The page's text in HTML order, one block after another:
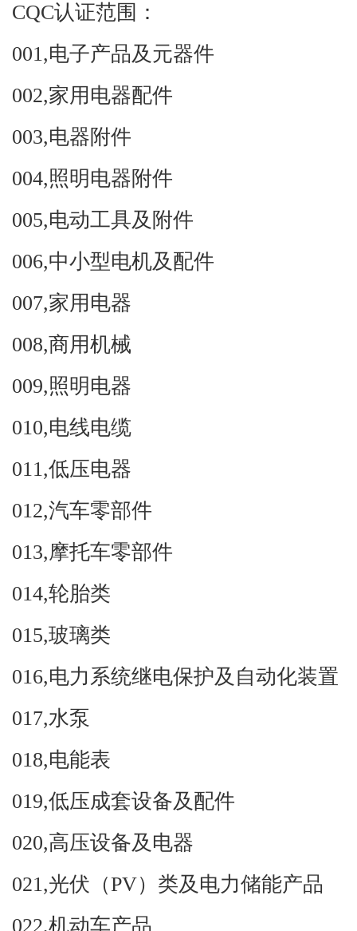
CQC认证范围：
001,电子产品及元器件
002,家用电器配件
003,电器附件
004,照明电器附件
005,电动工具及附件
006,中小型电机及配件
007,家用电器
008,商用机械
009,照明电器
010,电线电缆
011,低压电器
012,汽车零部件
013,摩托车零部件
014,轮胎类
015,玻璃类
016,电力系统继电保护及自动化装置
017,水泵
018,电能表
019,低压成套设备及配件
020,高压设备及电器
021,光伏（PV）类及电力储能产品
022,机动车产品